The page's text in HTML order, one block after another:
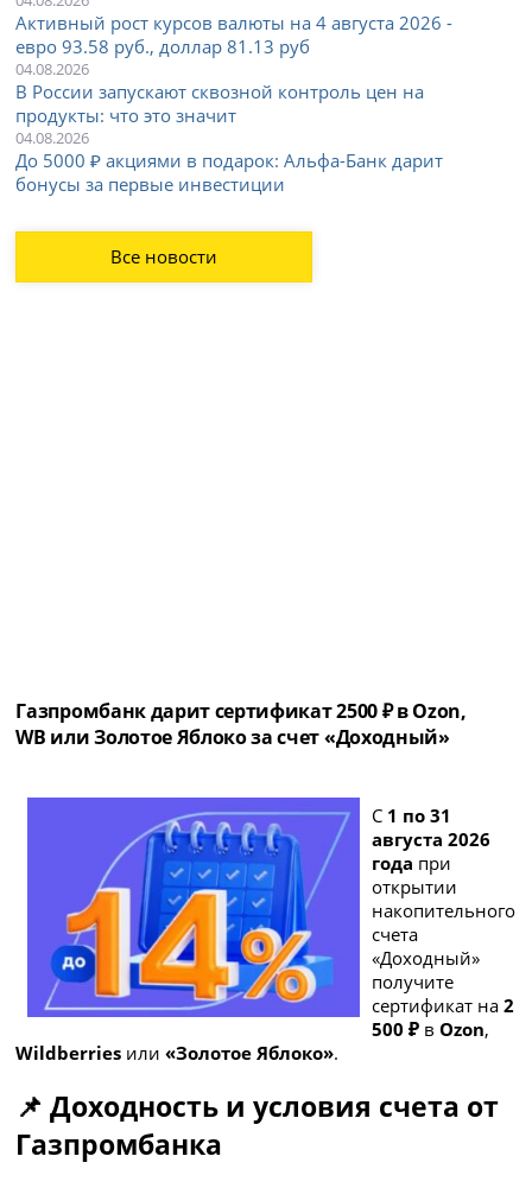
Активный рост курсов валюты на 4 августа 2026 -
евро 93.58 руб., доллар 81.13 руб
04.08.2026
В России запускают сквозной контроль цен на
продукты: что это значит
04.08.2026
До 5000 ₽ акциями в подарок: Альфа-Банк дарит
бонусы за первые инвестиции
Все новости
Газпромбанк дарит сертификат 2500 ₽ в Ozon,
WB или Золотое Яблоко за счет «Доходный»
С 1 по 31
августа 2026
года при
открытии
накопительного
счета
«Доходный»
получите
сертификат на2
500 ₽ вOzon,
Wildberries или«Золотое Яблоко».
📌 Доходность и условия счета от
Газпромбанка